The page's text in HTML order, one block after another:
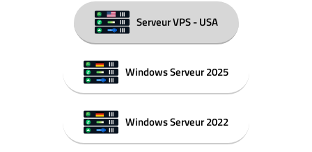
Serveur VPS - USA
Windows Serveur 2025
Windows Serveur 2022